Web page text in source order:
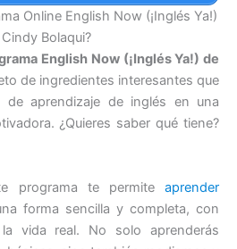
Online English Now (¡Inglés Ya!)
Bolaqui?
English Now (¡Inglés Ya!) de
de ingredientes interesantes que
de aprendizaje de inglés en una
¿Quieres saber qué tiene?
programa te permite aprender
forma sencilla y completa, con
vida real. No solo aprenderás